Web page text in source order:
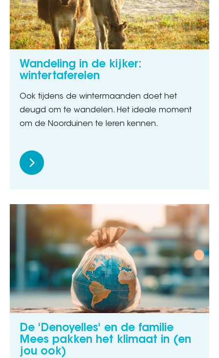
Wandeling in de kijker:
wintertaferelen
Ook tijdens de wintermaanden doet het
deugd om te wandelen. Het ideale moment
om de Noorduinen te leren kennen.
De 'Denoyelles' en de familie
Mees pakken het klimaat in (en
jou ook)